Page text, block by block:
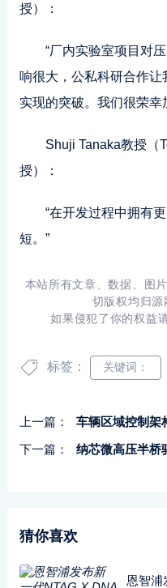
授）：
“厂内实验室项目对
响很大，公私科研合作
实现的突破。我们很荣幸
Shuji Tanaka教授（
授）：
“在开发过程中拥有
短。”
本站所有文章、数据、图
切版权均归源
如果侵犯了你的权益
标签： 关键词：
上一篇：
车辆区域控制
下一篇：
纳芯微高压半桥驱动
猜你喜欢
恩智浦